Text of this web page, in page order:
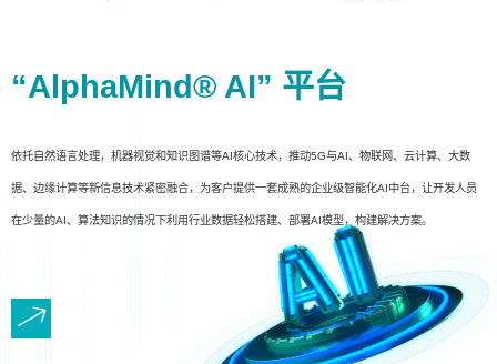
“AlphaMind® AI” 平台
依托自然语言处理，机器视觉和知识图谱等AI核心技术，推动5G与AI、物联网、云计算、大数
据、边缘计算等新信息技术紧密融合，为客户提供一套成熟的企业级智能化AI中台，让开发人员
在少量的AI、算法知识的情况下利用行业数据轻松搭建、部署AI模型，构建解决方案。